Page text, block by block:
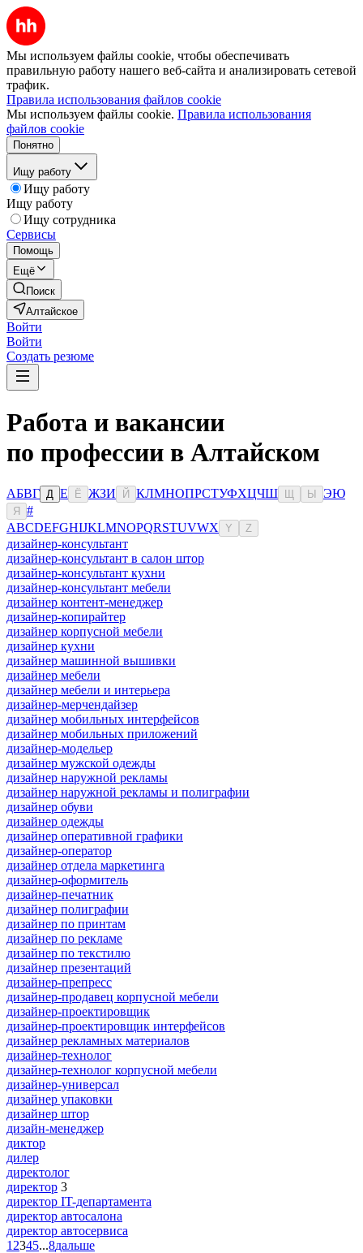
Мы используем файлы cookie, чтобы обеспечивать
правильную работу нашего веб-сайта и анализировать сетевой
трафик.
Правила использования файлов cookie
Мы используем файлы cookie. Правила использования
файлов cookie
Понятно
Ищу работу
Ищу работу
Ищу работу
Ищу сотрудника
Сервисы
Помощь
Ещё
Поиск
Алтайское
Войти
Войти
Создать резюме
Работа и вакансии
по профессии в Алтайском
АБВГ Д Е Ё ЖЗИ Й КЛМНОПРСТУФХЦЧШ Ы ЭЮ
Я
#
ABCDEFGHIJKLMNOPQRSTUVWX Y Z
дизайнер-консультант
дизайнер-консультант в салон штор
дизайнер-консультант кухни
дизайнер-консультант мебели
дизайнер контент-менеджер
дизайнер-копирайтер
дизайнер корпусной мебели
дизайнер кухни
дизайнер машинной вышивки
дизайнер мебели
дизайнер мебели и интерьера
дизайнер-мерчендайзер
дизайнер мобильных интерфейсов
дизайнер мобильных приложений
дизайнер-модельер
дизайнер мужской одежды
дизайнер наружной рекламы
дизайнер наружной рекламы и полиграфии
дизайнер обуви
дизайнер одежды
дизайнер оперативной графики
дизайнер-оператор
дизайнер отдела маркетинга
дизайнер-оформитель
дизайнер-печатник
дизайнер полиграфии
дизайнер по принтам
дизайнер по рекламе
дизайнер по текстилю
дизайнер презентаций
дизайнер-препресс
дизайнер-продавец корпусной мебели
дизайнер-проектировщик
дизайнер-проектировщик интерфейсов
дизайнер рекламных материалов
дизайнер-технолог
дизайнер-технолог корпусной мебели
дизайнер-универсал
дизайнер упаковки
дизайнер штор
дизайн-менеджер
диктор
дилер
директолог
директор 3
директор IT-департамента
директор автосалона
директор автосервиса
1 2345...8дальше